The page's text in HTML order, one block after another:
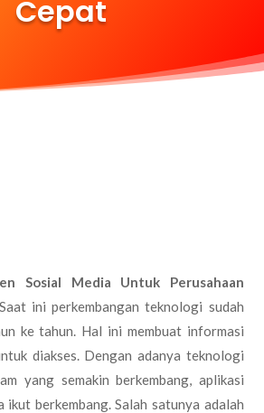
Cepat
Sosial Media Untuk Perusahaan
ini perkembangan teknologi sudah
ke tahun. Hal ini membuat informasi
diakses. Dengan adanya teknologi
yang semakin berkembang, aplikasi
ikut berkembang. Salah satunya adalah